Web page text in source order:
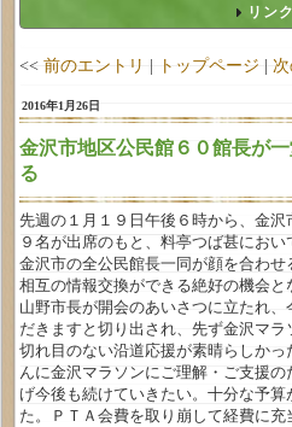
リン
<< 前のエントリ | トップページ |
2016年1月26日
金沢市地区公民館６０館長が
る
先週の１月１９日午後６時から、金沢
９名が出席のもと、料亭つば甚におい
金沢市の全公民館長一同が顔を合わせ
相互の情報交換ができる絶好の機会と
山野市長が開会のあいさつに立たれ
だきますと切り出され、先ず金沢マラ
切れ目のない沿道応援が素晴らしかっ
んに金沢マラソンにご理解・ご支援
げ今後も続けていきたい。十分な予
た。ＰＴＡ会費を取り崩して経費に充